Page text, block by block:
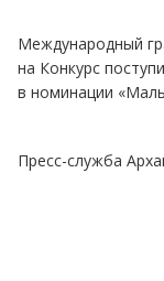
Международный
на Конкурс
в номинации
Пресс-служба